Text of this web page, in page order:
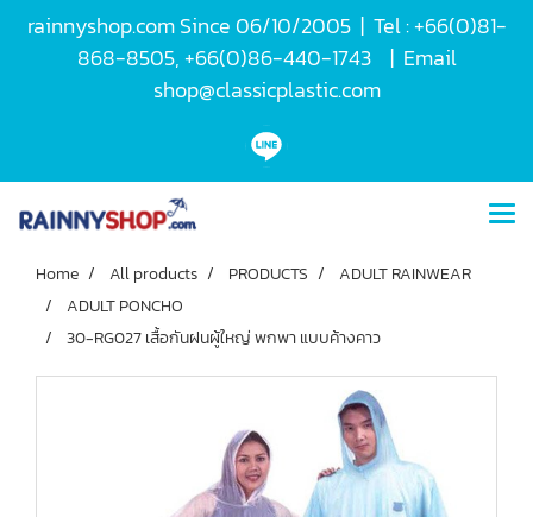
rainnyshop.com Since 06/10/2005 | Tel : +66(0)81-
868-8505, +66(0)86-440-1743 | Email
shop@classicplastic.com
Home All products PRODUCTS
ADULT RAINWEAR
ADULT PONCHO
30-RG027 เสื้อกันฝนผู้ใหญ่ พกพา แบบค้างคาว